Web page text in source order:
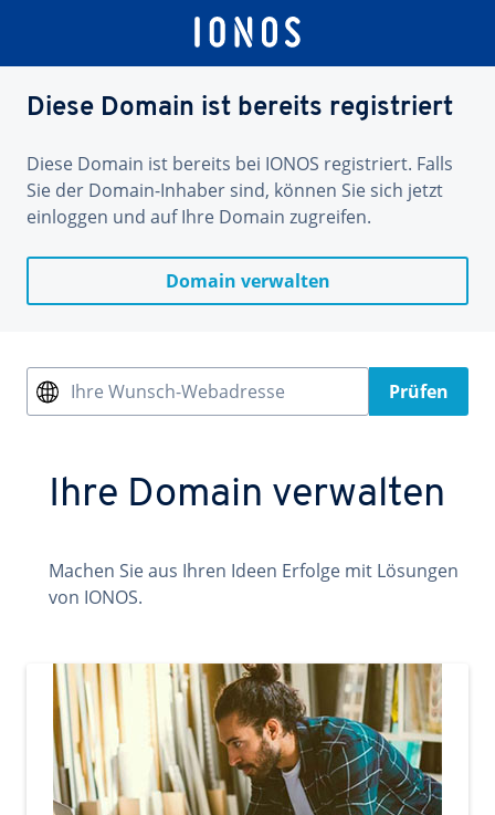
Diese Domain ist bereits registriert
Diese Domain ist bereits bei IONOS registriert. Falls
Sie der Domain-Inhaber sind, können Sie sich jetzt
einloggen und auf Ihre Domain zugreifen.
Domain verwalten
Ihre Wunsch-Webadresse Prüfen
Ihre Domain verwalten
Machen Sie aus Ihren Ideen Erfolge mit Lösungen
von IONOS.